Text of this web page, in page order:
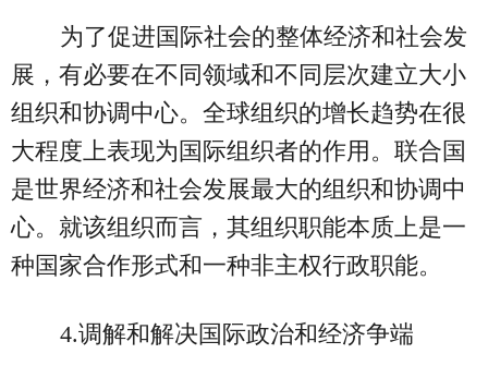
为了促进国际社会的整体经济和社会发
展，有必要在不同领域和不同层次建立大小
组织和协调中心。全球组织的增长趋势在很
大程度上表现为国际组织者的作用。联合国
是世界经济和社会发展最大的组织和协调中
心。就该组织而言，其组织职能本质上是一
种国家合作形式和一种非主权行政职能。
4.调解和解决国际政治和经济争端